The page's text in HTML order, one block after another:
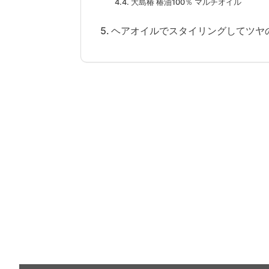
大島椿 椿油100％ マルチオイル
ヘアオイルでスタイリングしてツヤ